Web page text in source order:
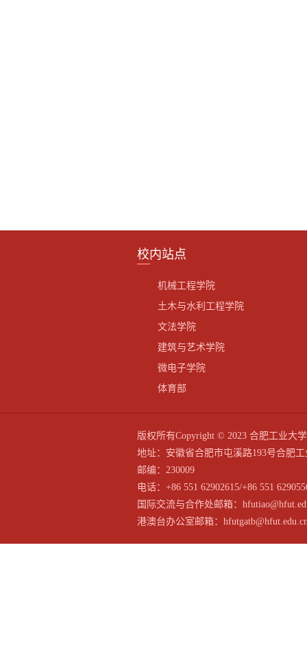
校内站点
机械工程学院
土木与水利工程学院
文法学院
建筑与艺术学院
微电子学院
体育部
版权所有Copyright © 2023 合肥工业大
地址：安徽省合肥市屯溪路193号合肥
邮编：230009
电话：+86 551 62902615/+86 551
国际交流与合作处邮箱：
港澳台办公室邮箱：